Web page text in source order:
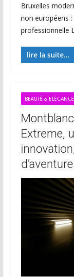
Bruxelles
non européens
professionnelle
lire la suite...
BEAUTÉ & ELÉGANCE
Extreme,
d’aventure